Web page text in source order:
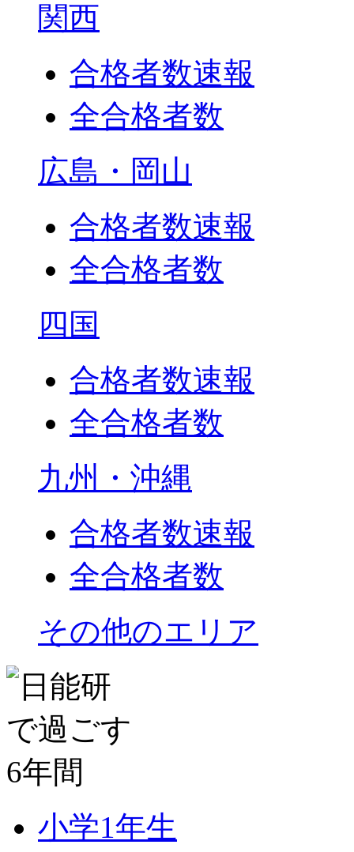
関西
合格者数速報
全合格者数
広島・岡山
合格者数速報
全合格者数
四国
合格者数速報
全合格者数
九州・沖縄
合格者数速報
全合格者数
その他のエリア
小学1年生